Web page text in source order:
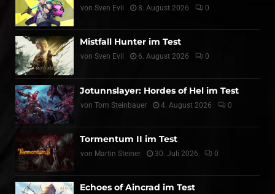
von Sven Evil 8. August 2026 0
Mistfall Hunter im Test
von Sven Evil 6. August 2026 0
Jotunnslayer: Hordes of Hel im Test
von Tom Steinbauer 4. August 2026 0
Tormentum II im Test
von Martin Steiner 30. Juli 2026 0
Echoes of Aincrad im Test